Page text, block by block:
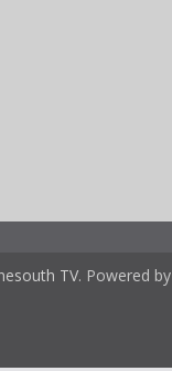
TV. Powered by